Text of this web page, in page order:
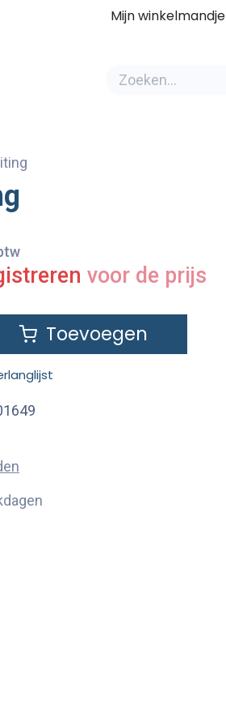
Mijn winkelmandje
voor de prijs
Toevoegen